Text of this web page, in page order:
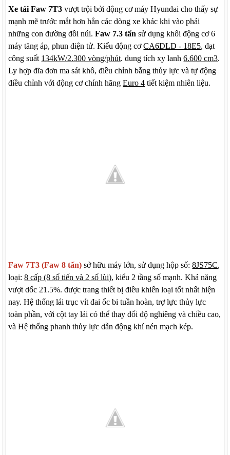
Xe tải Faw 7T3 vượt trội bởi động cơ máy Hyundai cho thấy sự
mạnh mẽ trước mắt hơn hẳn các dòng xe khác khi vào phải
những con đường đồi núi.Faw 7.3 tấn sử dụng khối động cơ 6
máy tăng áp, phun điện tử. Kiểu động cơCA6DLD - 18E5, đạt
công suất 134kW/2.300 vòng/phút. dung tích xy lanh6.600 cm3.
Ly hợp đĩa đơn ma sát khô, điều chỉnh bằng thủy lực và tự động
điều chỉnh với động cơ chính hãngEuro 4 tiết kiệm nhiên liệu.
Faw 7T3 (Faw 8 tấn) sở hữu máy lớn, sử dụng hộp số:8JS75C,
loại:8 cấp (8 số tiến và 2 số lùi), kiểu 2 tầng số mạnh. Khả năng
vượt dốc 21.5%. được trang thiết bị điều khiển loại tốt nhất hiện
nay. Hệ thống lái trục vít đai ốc bi tuần hoàn, trợ lực thủy lực
toàn phần, với cột tay lái có thể thay đổi độ nghiêng và chiều cao,
và Hệ thống phanh thủy lực dẫn động khí nén mạch kép.